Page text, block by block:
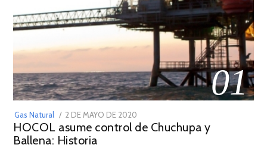
01
Gas Natural
POSTED
ON
2 DE MAYO DE 2020
DE
HOCOL asume control de Chuchupa y
Ballena: Historia